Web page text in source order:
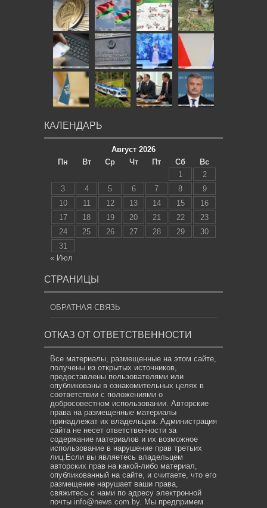
КАЛЕНДАРЬ
Август 2026
Пн
Вт Ср Чт Пт Сб
Вс
1
2
3
4 5 6 7 8
9
10
11 12 13 14 15
16
17
18 19 20 21 22
23
24
25 26 27 28 29
30
31
« Июл
СТРАНИЦЫ
ОБРАТНАЯ СВЯЗЬ
ОТКАЗ ОТ ОТВЕТСТВЕННОСТИ
Все материалы, размещенные на этом сайте,
получены из открытых источников,
предоставлены пользователями или
опубликованы в ознакомительных целях в
соответствии с положениями о
добросовестном использовании. Авторские
права на размещенные материалы
принадлежат их владельцам. Администрация
сайта не несет ответственности за
содержание материалов и их возможное
использование в нарушение прав третьих
лиц.Если вы являетесь владельцем
авторских прав на какой-либо материал,
опубликованный на сайте, и считаете, что его
размещение нарушает ваши права,
свяжитесь с нами по адресу электронной
почты info@news.com.by. Мы предпримем